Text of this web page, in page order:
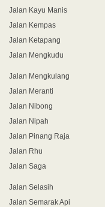
Jalan Kayu Manis
Jalan Kempas
Jalan Ketapang
Jalan Mengkudu
Jalan Mengkulang
Jalan Meranti
Jalan Nibong
Jalan Nipah
Jalan Pinang Raja
Jalan Rhu
Jalan Saga
Jalan Selasih
Jalan Semarak Api